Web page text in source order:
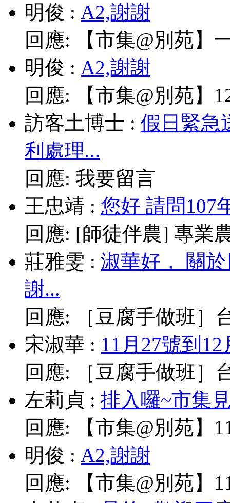
明俊 : A2,謝謝
回應:
【市集@別苑】
明俊 : A2,謝謝
回應:
【市集@別苑】
訪客土博士 : 假日緊急
利處理...
回應: 我要留言
王忠靖 : 您好 請問107
回應: [師徒伴農] 專業
莊雅雯 : 淑華好， 關
謝...
回應:
［豆腐手做班］
宋淑華 : 11月27號到
回應:
［豆腐手做班］
左莉貞 : 排入囉~市集
回應:
【市集@別苑】
明俊 : A2,謝謝
回應:
【市集@別苑】